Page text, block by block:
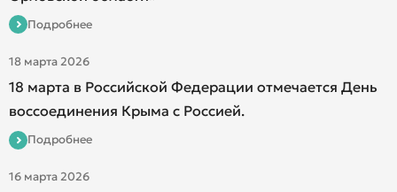
Подробнее
18 марта 2026
18 марта в Российской Федерации отмечается День
воссоединения Крыма с Россией.
Подробнее
16 марта 2026